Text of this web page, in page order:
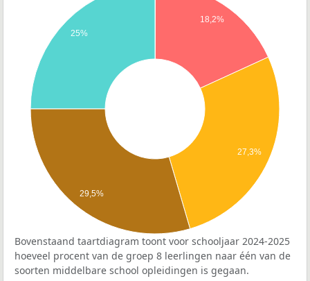
18,2%
27,3%
25%
29,5%
Bovenstaand taartdiagram toont voor schooljaar 2024-2025
hoeveel procent van de groep 8 leerlingen naar één van de
soorten middelbare school opleidingen is gegaan.